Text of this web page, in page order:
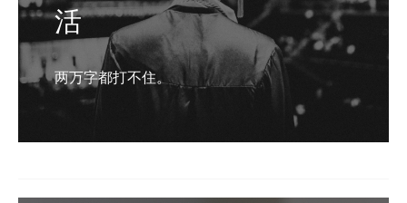
活
两万字都打不住。